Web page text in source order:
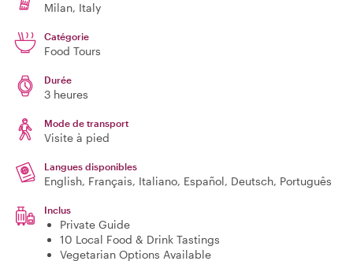
Milan, Italy
Catégorie
Food Tours
Durée
3 heures
Mode de transport
Visite à pied
Langues disponibles
English, Français, Italiano, Español, Deutsch, Português
Inclus
Private Guide
10 Local Food & Drink Tastings
Vegetarian Options Available